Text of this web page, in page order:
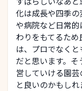
化は成長や四季
や病院など日常
わりをもてるた
は、プロでなく
だと思います。
営していける園
と良いのかもしれ